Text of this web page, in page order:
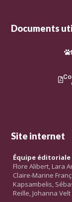
Documents
Site internet
Équipe éditoriale
Flore Alibert, Lara
Claire-Marine
Kapsambelis,
Reille, Johanna Velt